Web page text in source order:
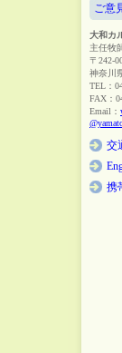
ご意
大和カ
主任牧
〒242-
神奈川
TEL：
FAX：
Email：
交
携